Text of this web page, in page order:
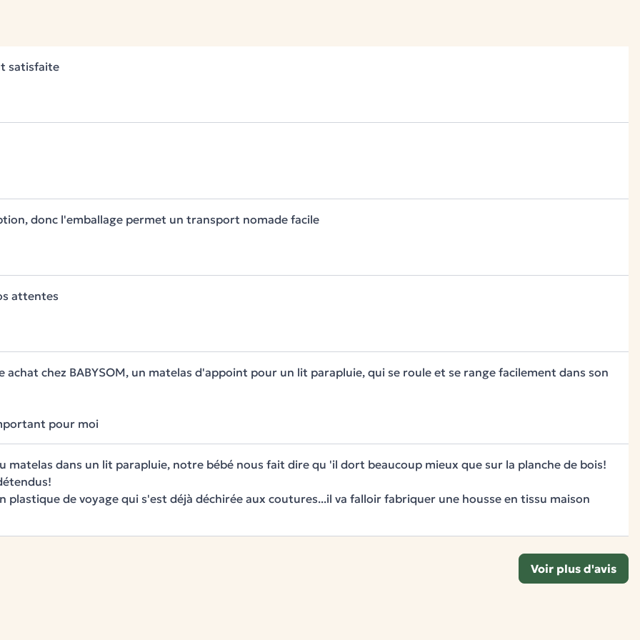
sans aucune
d’unealèse pour matelas.
100% polyester
et une fois déroulé il
par la norme NF 16890 à
que votre enfant ne
d’en mettre son contenu à la
d’utiliser un trombone que
à ne pas oublier de
satisfaite
donc l'emballage permet un transport nomade facile
attentes
achat chez BABYSOM, un matelas d'appoint pour un lit parapluie, qui se roule et se range facilement dans son
pour moi
matelas dans un lit parapluie, notre bébé nous fait dire qu 'il dort beaucoup mieux que sur la planche de bois!
plastique de voyage qui s'est déjà déchirée aux coutures...il va falloir fabriquer une housse en tissu maison
Voir plus d'avis